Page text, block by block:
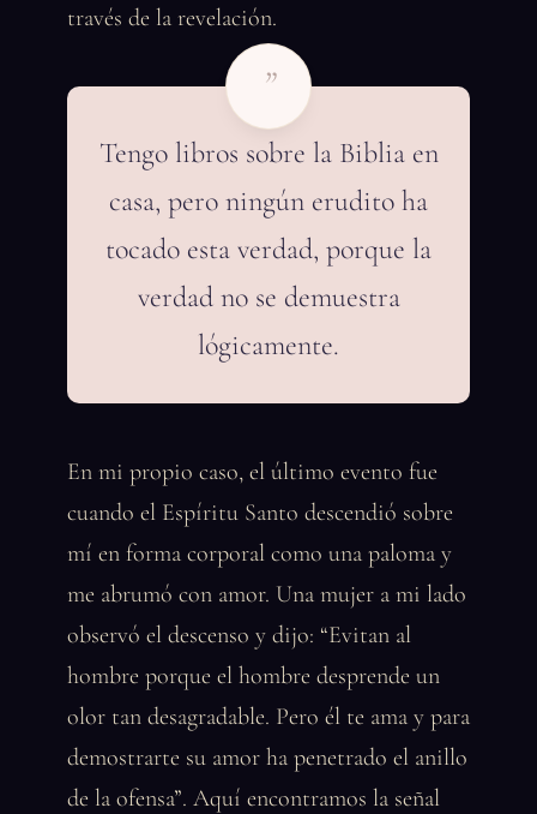
través de la revelación.
”
Tengo libros sobre la Biblia en
casa, pero ningún erudito ha
tocado esta verdad, porque la
verdad no se demuestra
lógicamente.
En mi propio caso, el último evento fue
cuando el Espíritu Santo descendió sobre
mí en forma corporal como una paloma y
me abrumó con amor. Una mujer a mi lado
observó el descenso y dijo: “Evitan al
hombre porque el hombre desprende un
olor tan desagradable. Pero él te ama y para
demostrarte su amor ha penetrado el anillo
de la ofensa”. Aquí encontramos la señal